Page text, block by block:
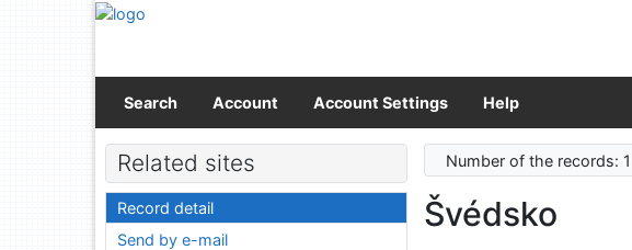
Go to content
Search Account Account Settings Help
Number of the records: 1
Švédsko
Related sites
Record detail
Send by e-mail